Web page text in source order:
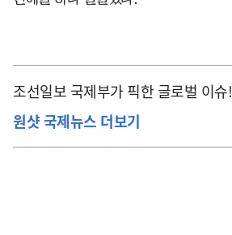
조선일보 국제부가 픽한 글로벌 이슈!
원샷 국제뉴스 더보기